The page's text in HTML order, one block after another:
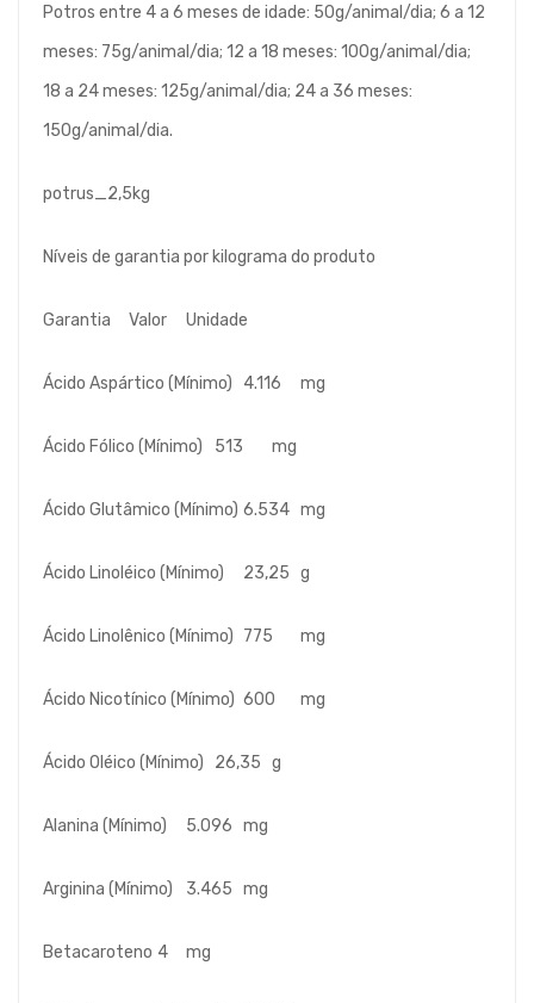
Potros entre 4 a 6 meses de idade: 50g/animal/dia; 6 a 12
meses: 75g/animal/dia; 12 a 18 meses: 100g/animal/dia;
18 a 24 meses: 125g/animal/dia; 24 a 36 meses:
150g/animal/dia.
potrus_2,5kg
Níveis de garantia por kilograma do produto
Garantia Valor Unidade
Ácido Aspártico (Mínimo) 4.116 mg
Ácido Fólico (Mínimo) 513 mg
Ácido Glutâmico (Mínimo) 6.534 mg
Ácido Linoléico (Mínimo) 23,25 g
Ácido Linolênico (Mínimo) 775 mg
Ácido Nicotínico (Mínimo) 600 mg
Ácido Oléico (Mínimo) 26,35 g
Alanina (Mínimo) 5.096 mg
Arginina (Mínimo) 3.465 mg
Betacaroteno 4 mg